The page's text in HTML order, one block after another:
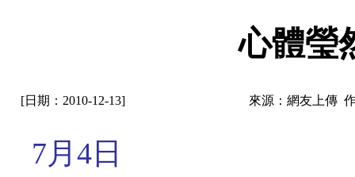
心體瑩
[日期：2010-12-13] 來源：網友上傳
7月4日